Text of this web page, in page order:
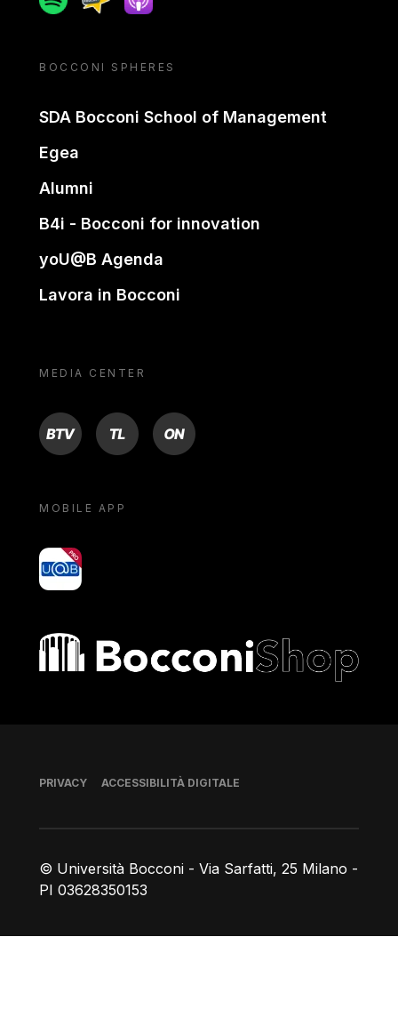
BOCCONI SPHERES
SDA Bocconi School of Management
Egea
Alumni
B4i - Bocconi for innovation
yoU@B Agenda
Lavora in Bocconi
MEDIA CENTER
BTV TL ON
MOBILE APP
yoU@B
Bocconi shop
© Università Bocconi - Via Sarfatti, 25 Milano -
PI 03628350153
Piè di pagina
PRIVACY ACCESSIBILITÀ DIGITALE